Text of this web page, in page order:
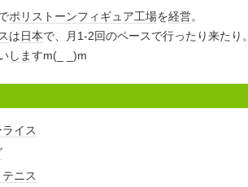
ポリストーンフィギュア工場を経営。
は日本で、月1-2回のペースで行ったり来たり。
しますm(_ _)m
イス
ニス